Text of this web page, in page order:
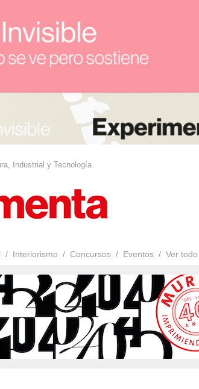
Industrial y Tecnología
Interiorismo Concursos Eventos Ver todo